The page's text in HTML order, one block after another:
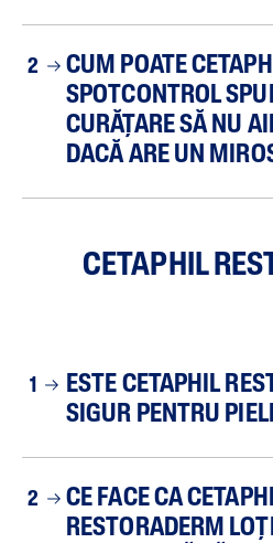
2
CUM POATE
SPOTCONTROL
CURĂȚARE SĂ NU
DACĂ ARE UN
CETAPHIL
1
ESTE CETAPHIL
SIGUR PENTRU
2
CE FACE CA
RESTORADERM